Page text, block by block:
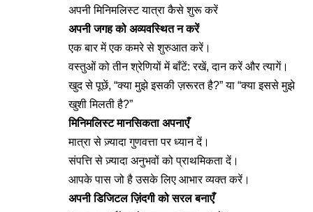
अपनी मिनिमलिस्ट यात्रा कैसे शुरू करें
अपनी जगह को अव्यवस्थित न करें
एक बार में एक कमरे से शुरुआत करें।
वस्तुओं को तीन श्रेणियों में बाँटें: रखें, दान करें और त्यागें।
खुद से पूछें, “क्या मुझे इसकी ज़रूरत है?” या “क्या इससे मुझे
खुशी मिलती है?”
मिनिमलिस्ट मानसिकता अपनाएँ
मात्रा से ज़्यादा गुणवत्ता पर ध्यान दें।
संपत्ति से ज़्यादा अनुभवों को प्राथमिकता दें।
आपके पास जो है उसके लिए आभार व्यक्त करें।
अपनी डिजिटल ज़िंदगी को सरल बनाएँ